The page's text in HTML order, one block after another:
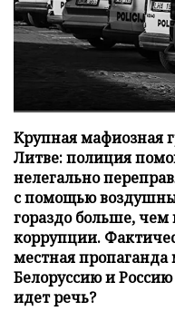
Крупная мафиозная
Литве: полиция
нелегально
с помощью
гораздо больше, чем
коррупции.
местная пропаганда
Белоруссию и
идет речь?